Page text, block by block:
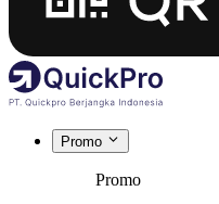
Promo
Promo